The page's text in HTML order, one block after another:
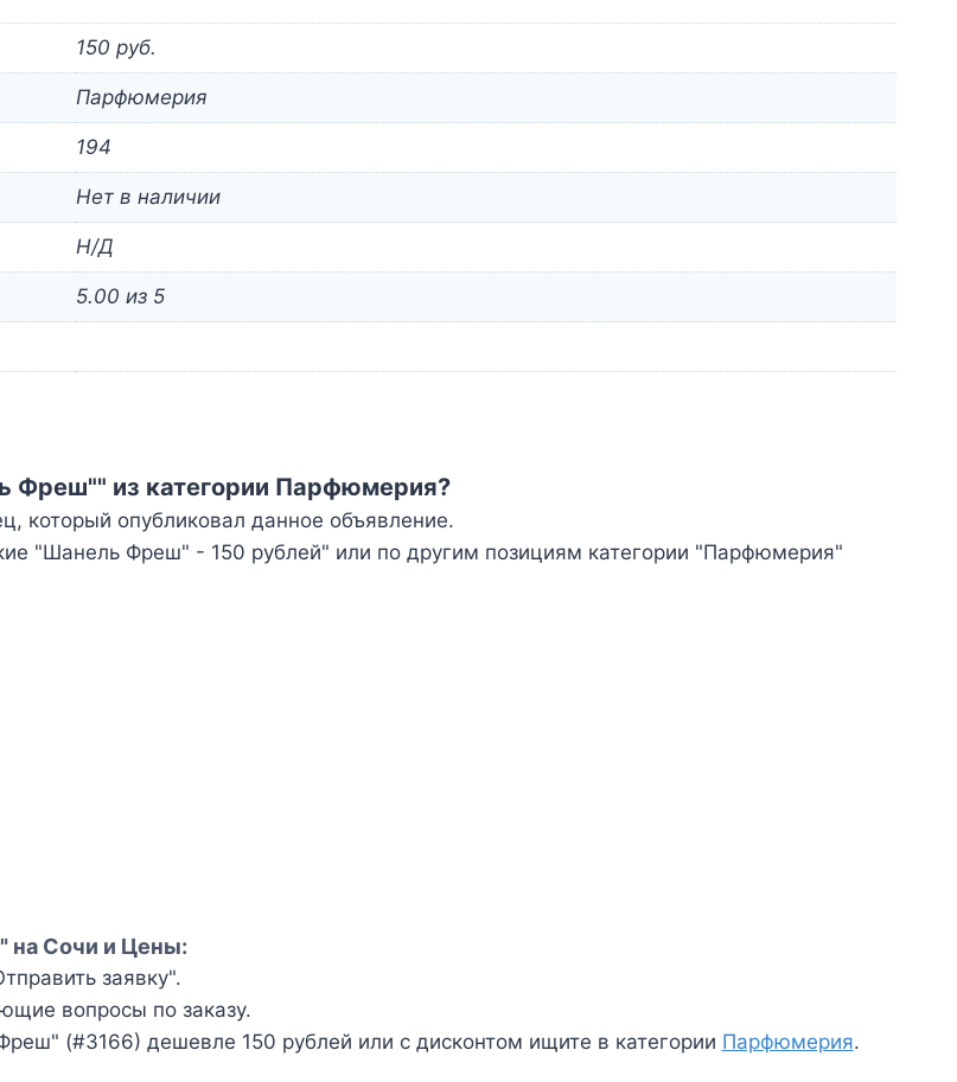
150 руб.
Парфюмерия
194
Нет в наличии
Н/Д
5.00 из 5
Фреш"" из категории Парфюмерия?
который опубликовал данное объявление.
"Шанель Фреш" - 150 рублей" или по другим позициям категории "Парфюмерия"
на Сочи и Цены:
заявку".
вопросы по заказу.
(#3166) дешевле 150 рублей или с дисконтом ищите в категории Парфюмерия.